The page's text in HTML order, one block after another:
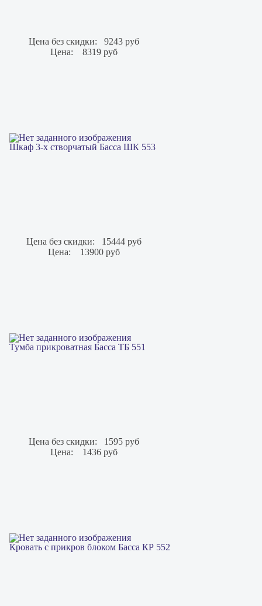
Цена без скидки:
9243 руб
Цена:
8319 руб
Шкаф 3-х створчатый Басса ШК 553
Цена без скидки:
15444 руб
Цена:
13900 руб
Тумба прикроватная Басса ТБ 551
Цена без скидки:
1595 руб
Цена:
1436 руб
Кровать с прикров блоком Басса КР 552